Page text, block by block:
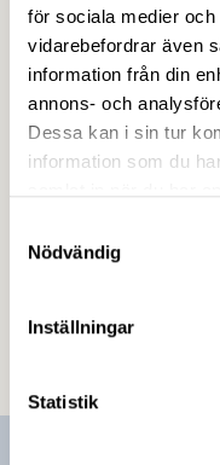
för sociala medier
vidarebefordrar även
information från din
annons- och
Dessa kan i sin tur
information som du
Nödvändig
Inställningar
Statistik
Behöver du
ditt
näringspolitik,
livsmedelsexport.